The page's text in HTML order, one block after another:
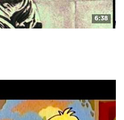
6:38